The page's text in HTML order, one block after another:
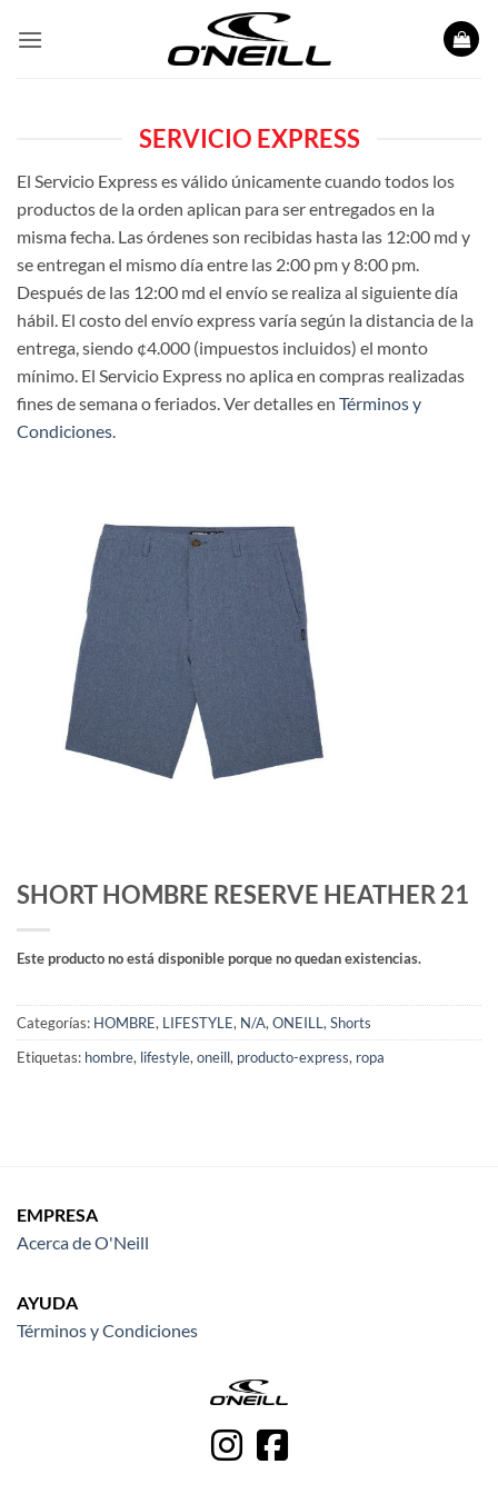
SERVICIO EXPRESS
El Servicio Express es válido únicamente cuando todos los
productos de la orden aplican para ser entregados en la
misma fecha. Las órdenes son recibidas hasta las 12:00 md y
se entregan el mismo día entre las 2:00 pm y 8:00 pm.
Después de las 12:00 md el envío se realiza al siguiente día
hábil. El costo del envío express varía según la distancia de la
entrega, siendo ¢4.000 (impuestos incluidos) el monto
mínimo. El Servicio Express no aplica en compras realizadas
fines de semana o feriados. Ver detalles en Términos y
Condiciones.
SHORT HOMBRE RESERVE HEATHER 21
Este producto no está disponible porque no quedan existencias.
Categorías: HOMBRE, LIFESTYLE, N/A, ONEILL , Shorts
Etiquetas: hombre, lifestyle, oneill, producto-express, ropa
EMPRESA
Acerca de O'Neill
AYUDA
Términos y Condiciones